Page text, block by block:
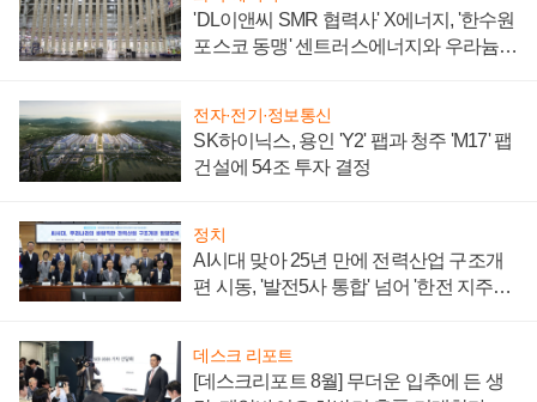
'DL이앤씨 SMR 협력사' X에너지, '한수원
포스코 동맹' 센트러스에너지와 우라늄
전자·전기·정보통신
SK하이닉스, 용인 'Y2' 팹과 청주 'M17' 팹
건설에 54조 투자 결정
정치
AI시대 맞아 25년 만에 전력산업 구조개
편 시동, '발전5사 통합' 넘어 '한전 지주사'
데스크 리포트
[데스크리포트 8월] 무더운 입추에 든 생